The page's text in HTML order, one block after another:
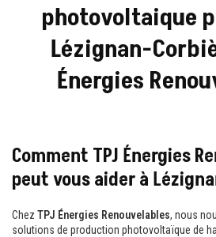
photovoltaique
Lézignan-
Énergies
Comment TPJ Énergies
peut vous aider à
Chez TPJ Énergies Renouvelables, nous
solutions de production photovoltaïque de